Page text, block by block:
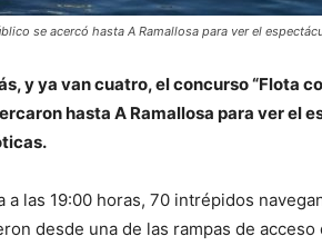
se acercó hasta A Ramallosa para ver el
y ya van cuatro, el concurso “Flota
hasta A Ramallosa para ver el
a las 19:00 horas, 70 intrépidos
desde una de las rampas de